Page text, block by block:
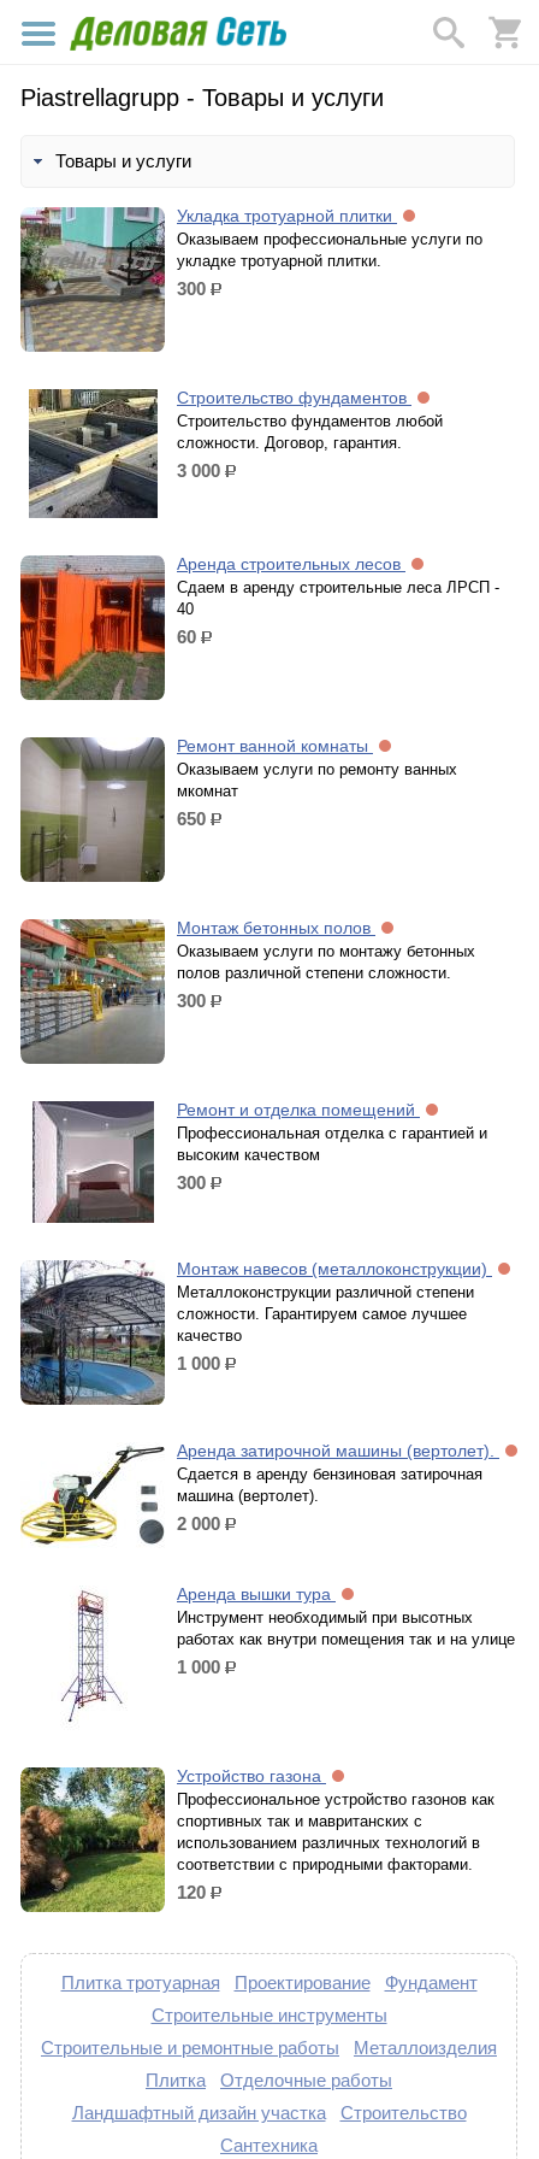
Piastrellagrupp - Товары и услуги
Товары и услуги
Укладка тротуарной плитки
Оказываем профессиональные услуги по
укладке тротуарной плитки.
300 р.
Строительство фундаментов
Строительство фундаментов любой
сложности. Договор, гарантия.
3 000 р.
Аренда строительных лесов
Сдаем в аренду строительные леса ЛРСП -
40
60 р.
Ремонт ванной комнаты
Оказываем услуги по ремонту ванных
мкомнат
650 р.
Монтаж бетонных полов
Оказываем услуги по монтажу бетонных
полов различной степени сложности.
300 р.
Ремонт и отделка помещений
Профессиональная отделка с гарантией и
высоким качеством
300 р.
Монтаж навесов (металлоконструкции)
Металлоконструкции различной степени
сложности. Гарантируем самое лучшее
качество
1 000 р.
Аренда затирочной машины (вертолет).
Сдается в аренду бензиновая затирочная
машина (вертолет).
2 000 р.
Аренда вышки тура
Инструмент необходимый при высотных
работах как внутри помещения так и на улице
1 000 р.
Устройство газона
Профессиональное устройство газонов как
спортивных так и мавританских с
использованием различных технологий в
соответствии с природными факторами.
120 р.
Плитка тротуарная Проектирование
Фундамент
Строительные инструменты
Строительные и ремонтные работы
Металлоизделия
Плитка
Отделочные работы
Ландшафтный дизайн участка
Строительство
Сантехника